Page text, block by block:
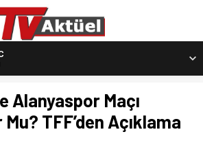
Alanyaspor Maçı
TFF’den Açıklama